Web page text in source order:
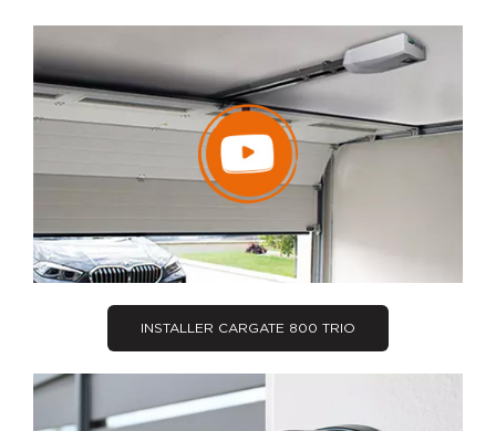
INSTALLER CARGATE 800 TRIO